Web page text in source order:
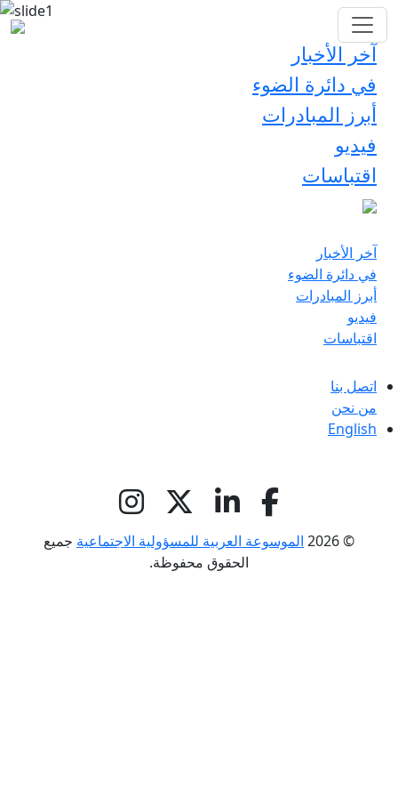
آخر الأخبار
في دائرة الضوء
أبرز المبادرات
فيديو
اقتباسات
آخر الأخبار
في دائرة الضوء
أبرز المبادرات
فيديو
اقتباسات
اتصل بنا
من نحن
English
© 2026 الموسوعة العربية للمسؤولية الاجتماعية جميع
الحقوق محفوظة.